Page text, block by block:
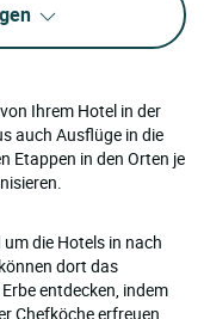
Ihrem Hotel in der
auch Ausflüge in die
Etappen in den Orten je
die Hotels in nach
dort das
entdecken, indem
Chefköche erfreuen.